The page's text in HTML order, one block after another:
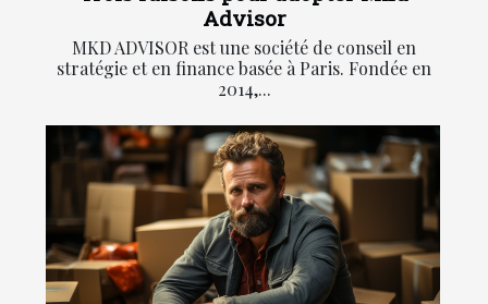
Advisor
MKD ADVISOR est une société de conseil en
stratégie et en finance basée à Paris. Fondée en
2014,...